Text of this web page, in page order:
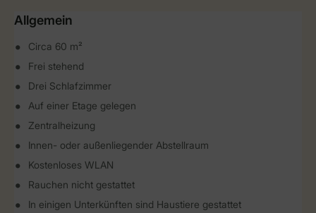
Allgemein
Circa 60 m²
Frei stehend
Drei Schlafzimmer
Auf einer Etage gelegen
Zentralheizung
Innen- oder außenliegender Abstellraum
Kostenloses WLAN
Rauchen nicht gestattet
In einigen Unterkünften sind Haustiere gestattet